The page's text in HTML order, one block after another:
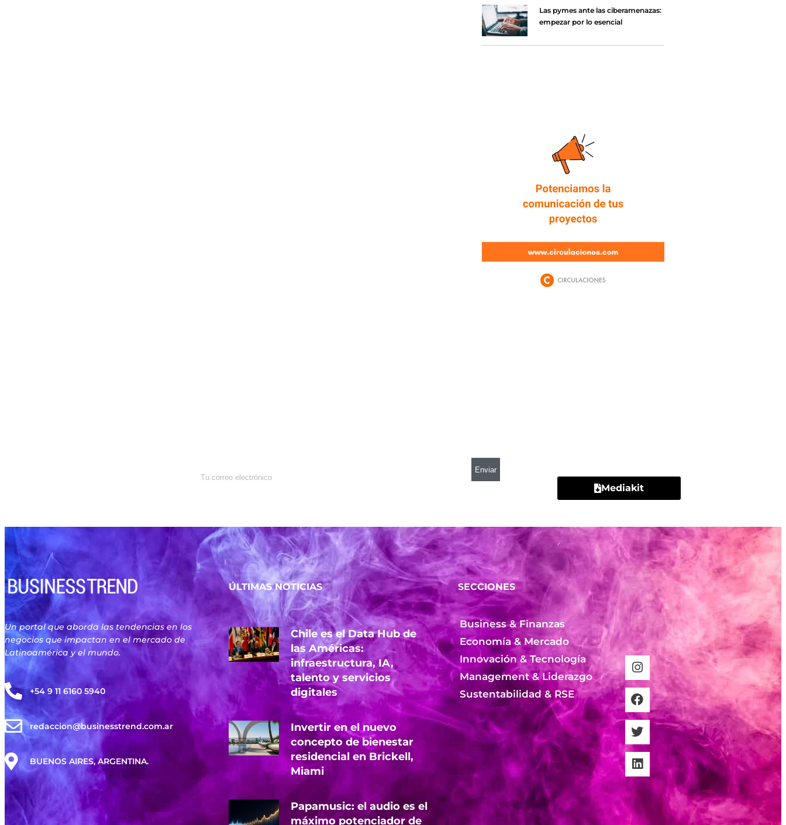
Las pymes ante las ciberamenazas:
empezar por lo esencial
Mediakit
Un portal que aborda las tendencias en los
negocios que impactan en el mercado de
Latinoamérica y el mundo.
+54 9 11 6160 5940
redaccion@businesstrend.com.ar
BUENOS AIRES, ARGENTINA.
ÚLTIMAS NOTICIAS
Chile es el Data Hub de
las Américas:
infraestructura, IA,
talento y servicios
digitales
Invertir en el nuevo
concepto de bienestar
residencial en Brickell,
Miami
Papamusic: el audio es el
máximo potenciador de
SECCIONES
Business & Finanzas
Economía & Mercado
Innovación & Tecnología
Management & Liderazgo
Sustentabilidad & RSE